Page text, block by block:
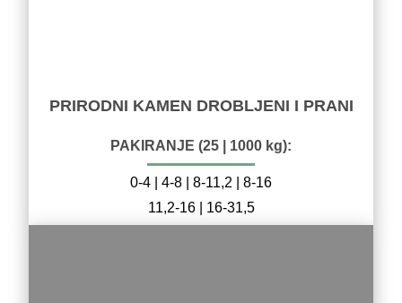
PRIRODNI KAMEN DROBLJENI I PRANI
PAKIRANJE (25 | 1000 kg):
0-4 | 4-8 | 8-11,2 | 8-16
11,2-16 | 16-31,5